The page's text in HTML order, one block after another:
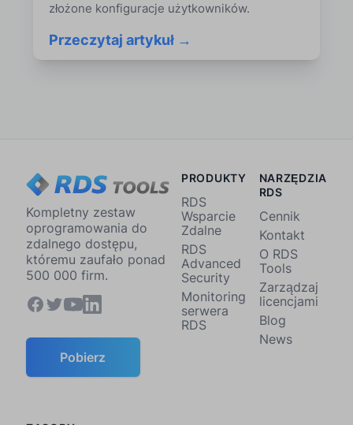
złożone konfiguracje użytkowników.
Przeczytaj artykuł →
Kompletny zestaw
oprogramowania do
zdalnego dostępu,
któremu zaufało ponad
500 000 firm.
Pobierz
PRODUKTY
RDS
Wsparcie
Zdalne
RDS
Advanced
Security
Monitoring
serwera
RDS
NARZĘDZIA
RDS
Cennik
Kontakt
O RDS
Tools
Zarządzaj
licencjami
Blog
News